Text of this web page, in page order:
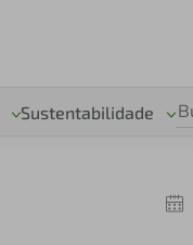
Sustentabilidade